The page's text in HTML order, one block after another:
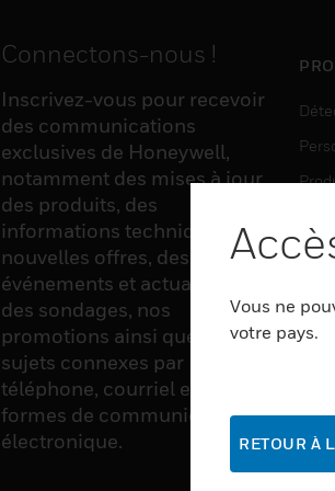
Connectons-nous !
Inscrivez-vous pour recevoir
des communications
exclusives de Honeywell,
notamment des mises à jour
des produits, des
informations techniques, de
nouvelles offres, des
événements et actualités,
des sondages, nos
promotions ainsi que divers
sujets connexes par
téléphone, courriel et autres
formes de communication
électronique.
Vous ne
votre pays.
RETOUR À